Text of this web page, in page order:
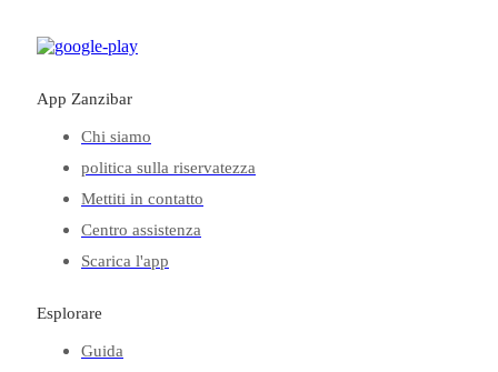
App Zanzibar
Chi siamo
politica sulla riservatezza
Mettiti in contatto
Centro assistenza
Scarica l'app
Esplorare
Guida